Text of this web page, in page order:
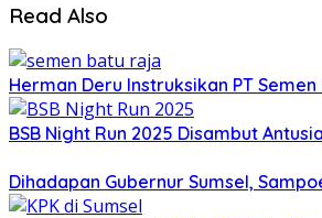
Read Also
Herman Deru Instruksikan PT
BSB Night Run 2025 Disambut
Dihadapan Gubernur Sumsel,